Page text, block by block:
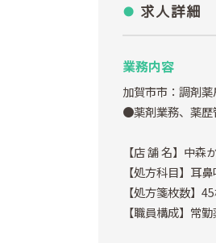
求人詳細
業務内容
加賀市市：調剤
●薬剤業務、薬
【店 舗 名】中森
【処方科目】耳
【処方箋枚数】
【職員構成】常